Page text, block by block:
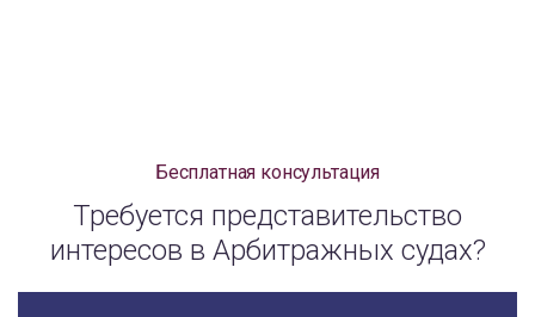
Бесплатная консультация
Требуется представительство
интересов в Арбитражных судах?